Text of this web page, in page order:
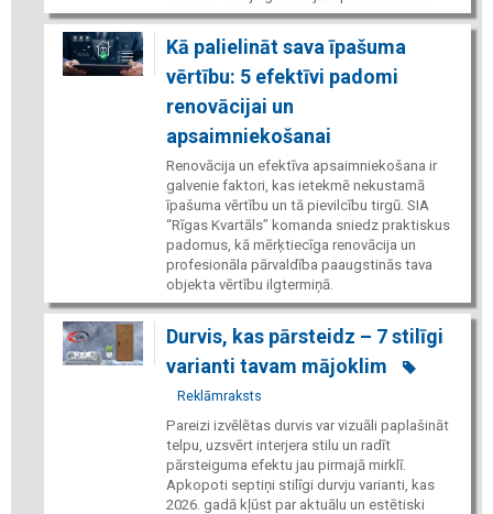
Kā palielināt sava īpašuma
vērtību: 5 efektīvi padomi
renovācijai un
apsaimniekošanai
Renovācija un efektīva apsaimniekošana ir
galvenie faktori, kas ietekmē nekustamā
īpašuma vērtību un tā pievilcību tirgū. SIA
“Rīgas Kvartāls” komanda sniedz praktiskus
padomus, kā mērķtiecīga renovācija un
profesionāla pārvaldība paaugstinās tava
objekta vērtību ilgtermiņā.
Durvis, kas pārsteidz – 7 stilīgi
varianti tavam mājoklim
Reklāmraksts
Pareizi izvēlētas durvis var vizuāli paplašināt
telpu, uzsvērt interjera stilu un radīt
pārsteiguma efektu jau pirmajā mirklī.
Apkopoti septiņi stilīgi durvju varianti, kas
2026. gadā kļūst par aktuālu un estētiski